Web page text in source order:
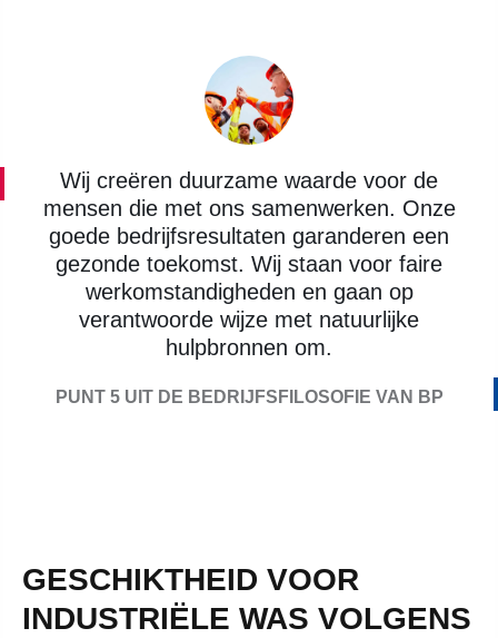
Wij creëren duurzame waarde voor de
mensen die met ons samenwerken. Onze
goede bedrijfsresultaten garanderen een
gezonde toekomst. Wij staan voor faire
werkomstandigheden en gaan op
verantwoorde wijze met natuurlijke
hulpbronnen om.
PUNT 5 UIT DE BEDRIJFSFILOSOFIE VAN BP
GESCHIKTHEID VOOR
INDUSTRIËLE WAS VOLGENS